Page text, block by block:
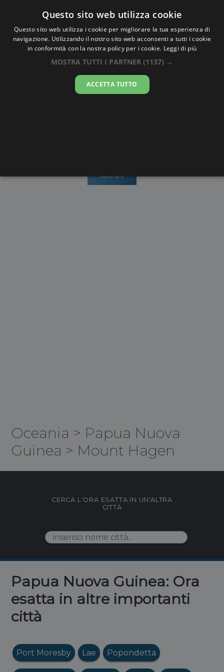
Oraesatta.co
Ora EsattaMount Hagen
17:39:14
colorare
Oceania > Papua Nuova
Guinea > Mount Hagen
CERCA L'ORA ESATTA IN UN'ALTRA
CITTÀ
Papua Nuova Guinea: Ora
esatta in altre importanti
città
Port Moresby Lae Popondetta
Questo sito web utilizza cookie
Questo sito web utilizza i cookie per migliorare la tua esperienza di
navigazione. Utilizzando il nostro sito web acconsenti a tutti i cookie
in conformità con la nostra policy per i cookie. Leggi di più
MOSTRA TUTTI I PARTNER (1137) →
ACCETTA TUTTO